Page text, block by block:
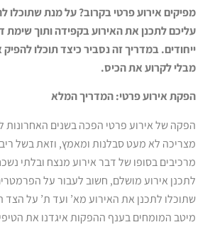
מפיקים אירוע פרטי בקרוב? על מנת שתוכלו
עליכם לתכנן את האירוע בקפידה ותוך שימת
ייחודים. במדריך זה נסביר כיצד תוכלו
מבלי לקרוע את הכיס.
הפקת אירוע פרטי: המדריך המלא
הפקה של אירוע פרטי הפכה בשנים האחרונות
מצריכה לא מעט סבלנות ומאמץ, וזאת בשל
מרכיבים בסופו של דבר אירוע מנצח ובלתי
לתכנן אירוע מושלם, חשוב לעבור על
שתוכלו לתכנן את האירוע מא’ ועד ת’ על הצד
מיטב המומחים בענף ההפקות איגדנו את